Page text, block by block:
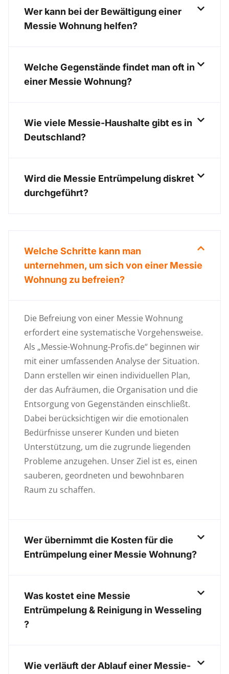
Wer kann bei der Bewältigung einer
Messie Wohnung helfen?
Welche Gegenstände findet man oft in
einer Messie Wohnung?
Wie viele Messie-Haushalte gibt es in
Deutschland?
Wird die Messie Entrümpelung diskret
durchgeführt?
Welche Schritte kann man
unternehmen, um sich von einer Messie
Wohnung zu befreien?
Die Befreiung von einer Messie Wohnung
erfordert eine systematische Vorgehensweise.
Als „Messie-Wohnung-Profis.de“ beginnen wir
mit einer umfassenden Analyse der Situation.
Dann erstellen wir einen individuellen Plan,
der das Aufräumen, die Organisation und die
Entsorgung von Gegenständen einschließt.
Dabei berücksichtigen wir die emotionalen
Bedürfnisse unserer Kunden und bieten
Unterstützung, um die zugrunde liegenden
Probleme anzugehen. Unser Ziel ist es, einen
sauberen, geordneten und bewohnbaren
Raum zu schaffen.
Wer übernimmt die Kosten für die
Entrümpelung einer Messie Wohnung?
Was kostet eine Messie
Entrümpelung & Reinigung in Wesseling
?
Wie verläuft der Ablauf einer Messie-